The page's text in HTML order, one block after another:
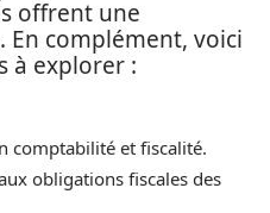
offrent une
En complément, voici
à explorer :
comptabilité et fiscalité.
obligations fiscales des